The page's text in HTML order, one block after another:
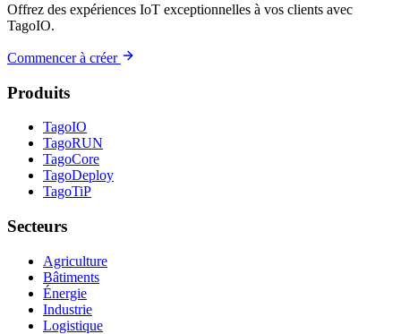
Offrez des expériences IoT exceptionnelles à vos clients avec
TagoIO.
Commencer à créer
Produits
TagoIO
TagoRUN
TagoCore
TagoDeploy
TagoTiP
Secteurs
Agriculture
Bâtiments
Énergie
Industrie
Logistique